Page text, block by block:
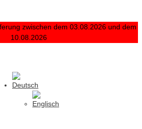
zwischen dem 03.08.2026 und dem
10.08.2026